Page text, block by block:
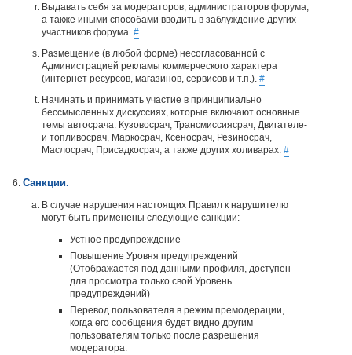
Выдавать себя за модераторов, администраторов форума,
а также иными способами вводить в заблуждение других
участников форума. #
Размещение (в любой форме) несогласованной с
Администрацией рекламы коммерческого характера
(интернет ресурсов, магазинов, сервисов и т.п.). #
Начинать и принимать участие в принципиально
бессмысленных дискуссиях, которые включают основные
темы автосрача: Кузовосрач, Трансмиссиясрач, Двигателе-
и топливосрач, Маркосрач, Ксеносрач, Резиносрач,
Маслосрач, Присадкосрач, а также других холиварах. #
Санкции.
В случае нарушения настоящих Правил к нарушителю
могут быть применены следующие санкции:
Устное предупреждение
Повышение Уровня предупреждений
(Отображается под данными профиля, доступен
для просмотра только свой Уровень
предупреждений)
Перевод пользователя в режим премодерации,
когда его сообщения будет видно другим
пользователям только после разрешения
модератора.